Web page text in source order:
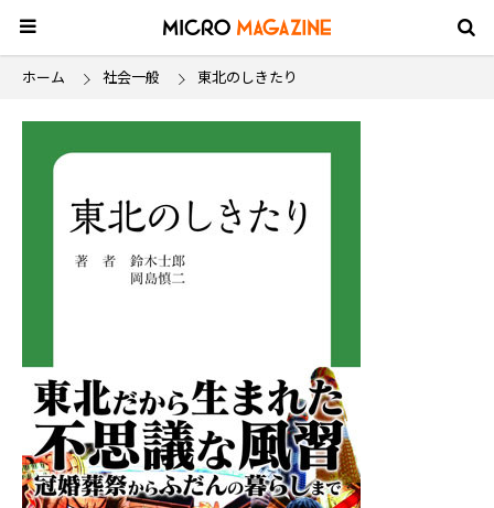
ホーム 社会一般 東北のしきたり